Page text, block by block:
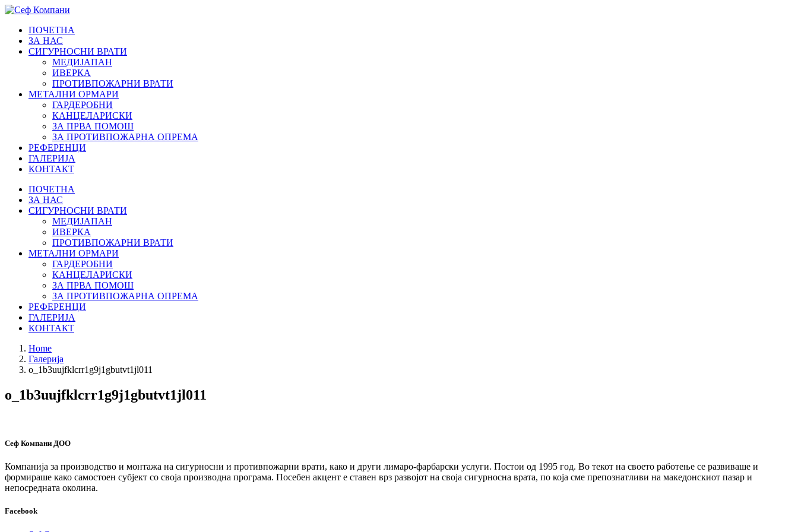
ПОЧЕТНА
ЗА НАС
СИГУРНОСНИ ВРАТИ
МЕДИЈАПАН
ИВЕРКА
ПРОТИВПОЖАРНИ ВРАТИ
МЕТАЛНИ ОРМАРИ
ГАРДЕРОБНИ
КАНЦЕЛАРИСКИ
ЗА ПРВА ПОМОШ
ЗА ПРОТИВПОЖАРНА ОПРЕМА
РЕФЕРЕНЦИ
ГАЛЕРИЈА
КОНТАКТ
ПОЧЕТНА
ЗА НАС
СИГУРНОСНИ ВРАТИ
МЕДИЈАПАН
ИВЕРКА
ПРОТИВПОЖАРНИ ВРАТИ
МЕТАЛНИ ОРМАРИ
ГАРДЕРОБНИ
КАНЦЕЛАРИСКИ
ЗА ПРВА ПОМОШ
ЗА ПРОТИВПОЖАРНА ОПРЕМА
РЕФЕРЕНЦИ
ГАЛЕРИЈА
КОНТАКТ
Home
Галерија
o_1b3uujfklcrr1g9j1gbutvt1jl011
o_1b3uujfklcrr1g9j1gbutvt1jl011
Сеф Компани ДОО
Компанија за производство и монтажа на сигурносни и противпожарни врати, како и други лимаро-фарбарски услуги. Постои од 1995 год. Во текот на своето работење се развиваше и
формираше како самостоен субјект со своја производна програма. Посебен акцент е ставен врз развојот на своја сигурносна врата, по која сме препознатливи на македонскиот пазар и
непосредната околина.
Facebook